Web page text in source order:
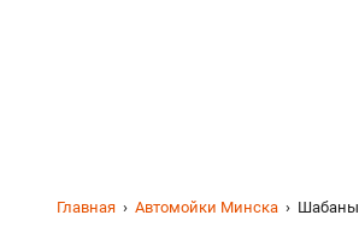
Главная Автомойки Минска Шабаны